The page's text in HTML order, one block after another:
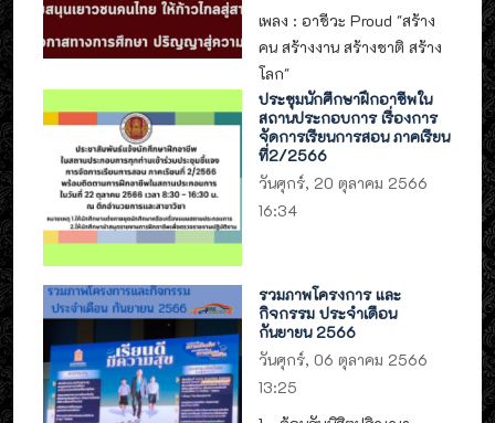
เพลง : อาชีวะ Proud "สร้าง
คน สร้างงาน สร้างชาติ สร้าง
โลก"
ประชุมนักศึกษาฝึกอาชีพใน
สถานประกอบการ เรื่องการ
จัดการเรียนการสอน ภาคเรียน
ที่2/2566
วันศุกร์, 20 ตุลาคม 2566
16:34
รวมภาพโครงการ และ
กิจกรรม ประจำเดือน
กันยายน 2566
วันศุกร์, 06 ตุลาคม 2566
13:25